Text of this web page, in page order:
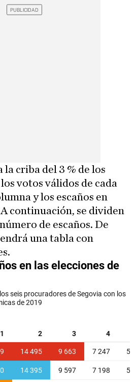
la criba del 3 % de los
votos válidos de cada
y los escaños en
continuación, se dividen
de escaños. De
una tabla con